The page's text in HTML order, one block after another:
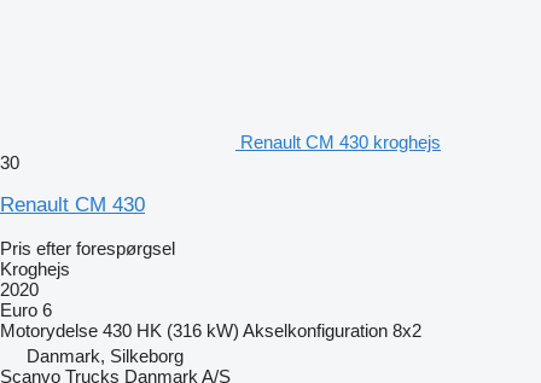
Renault CM 430 kroghejs
30
Renault CM 430
Pris efter forespørgsel
Kroghejs
2020
Euro 6
Motorydelse 430 HK (316 kW) Akselkonfiguration 8x2
Danmark, Silkeborg
Scanvo Trucks Danmark A/S